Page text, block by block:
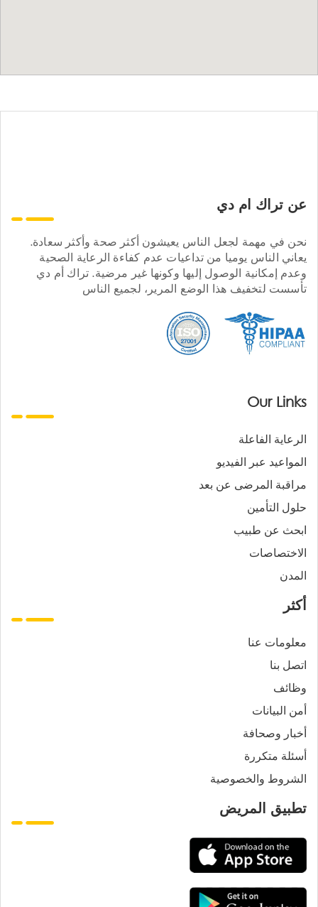
عن تراك ام دي
نحن في مهمة لجعل الناس يعيشون أكثر صحة وأكثر سعادة.
يعاني الناس يوميا من تداعيات عدم كفاءة الرعاية الصحية
وعدم إمكانية الوصول إليها وكونها غير مرضية. تراك أم دي
تأسست لتخفيف هذا الوضع المرير، لجميع الناس
Our Links
الرعاية الفاعلة
المواعيد عبر الفيديو
مراقبة المرضى عن بعد
حلول التأمين
ابحث عن طبيب
الاختصاصات
المدن
أكثر
معلومات عنا
اتصل بنا
وظائف
أمن البيانات
أخبار وصحافة
أسئلة متكررة
الشروط والخصوصية
تطبيق المريض